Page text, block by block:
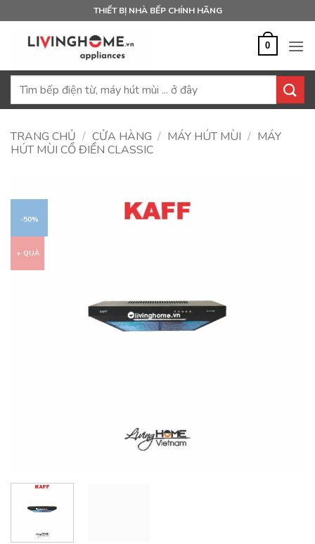
qua
THIẾT BỊ NHÀ BẾP CHÍNH HÃNG
0
Tìm
TRANG CHỦ / CỬA HÀNG / MÁY HÚT MÙI / MÁY
HÚT MÙI CỔ ĐIỂN CLASSIC
-50%
+ QUÀ